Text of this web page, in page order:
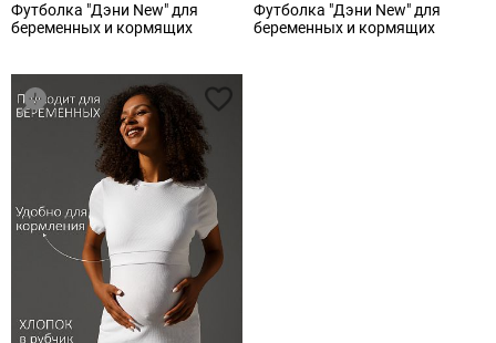
Футболка "Дэни New" для
беременных и кормящих
Футболка "Дэни New" для
беременных и кормящих